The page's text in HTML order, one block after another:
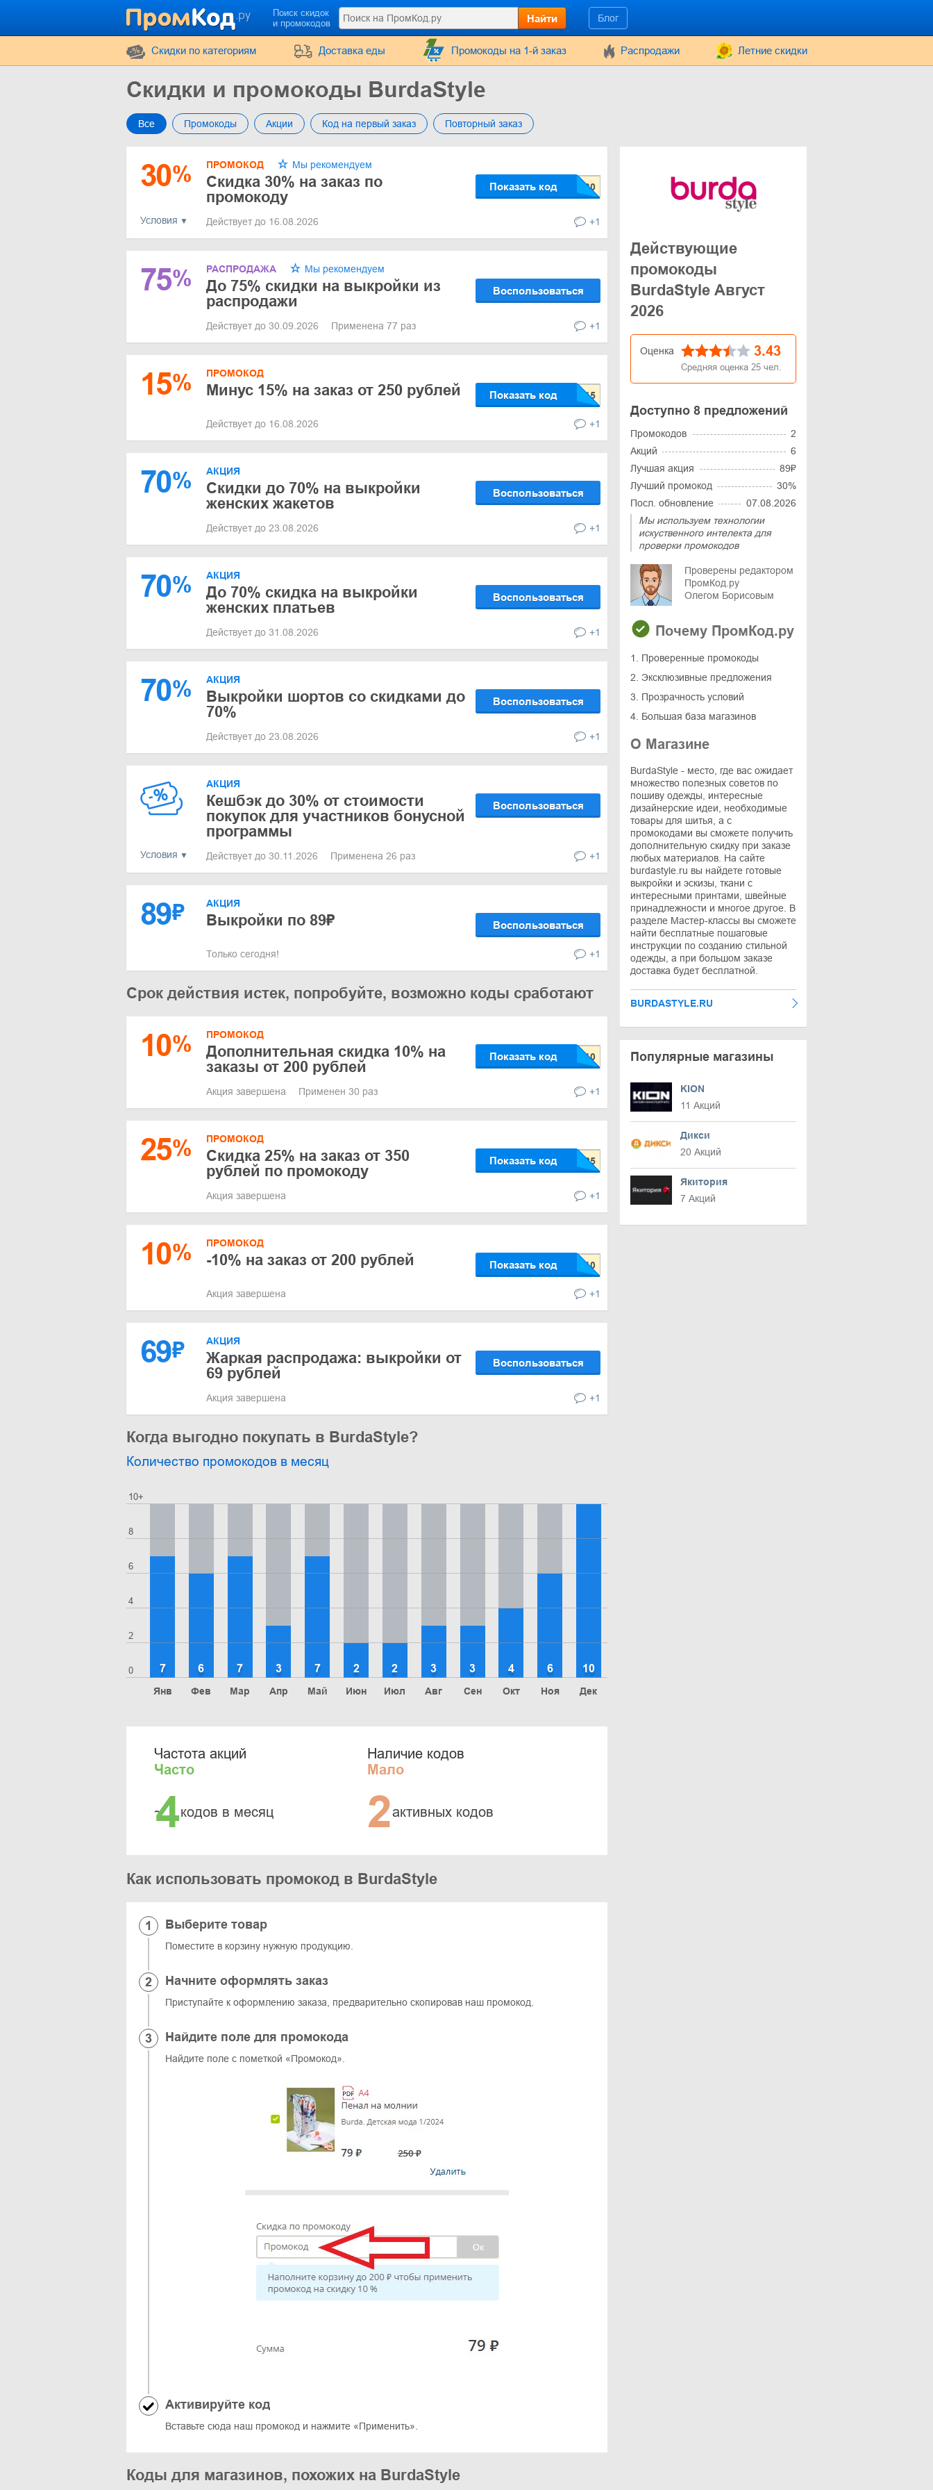
Поиск скидок
и промокодов
Найти Блог
Cкидки по категориям Доставка еды Промокоды на 1-й заказ Распродажи Летние скидки
Скидки и промокоды BurdaStyle
Все Промокоды Акции Код на первый заказ Повторный заказ
30%
Условия
ПРОМОКОД Мы рекомендуем
Скидка 30% на заказ по
промокоду
Показать код
Действует до 16.08.2026 +1
75% РАСПРОДАЖА Мы рекомендуем
До 75% скидки на выкройки из
распродажи
Воспользоваться
Действует до 30.09.2026 Применена 77 раз +1
15% ПРОМОКОД
Минус 15% на заказ от 250 рублей Показать код
Действует до 16.08.2026 +1
70% АКЦИЯ
Скидки до 70% на выкройки
женских жакетов
Воспользоваться
Действует до 23.08.2026 +1
70% АКЦИЯ
До 70% скидка на выкройки
женских платьев
Воспользоваться
Действует до 31.08.2026 +1
70% АКЦИЯ
Выкройки шортов со скидками до
70%
Воспользоваться
Действует до 23.08.2026 +1
Условия
АКЦИЯ
Кешбэк до 30% от стоимости
покупок для участников бонусной
программы
Воспользоваться
Действует до 30.11.2026 Применена 26 раз +1
89₽ АКЦИЯ
Выкройки по 89₽ Воспользоваться
Только сегодня! +1
Срок действия истек, попробуйте, возможно коды сработают
10% ПРОМОКОД
Дополнительная скидка 10% на
заказы от 200 рублей
Показать код
Акция завершена Применен 30 раз +1
25% ПРОМОКОД
Скидка 25% на заказ от 350
рублей по промокоду
Показать код
Акция завершена +1
10% ПРОМОКОД
-10% на заказ от 200 рублей Показать код
Акция завершена +1
69₽ АКЦИЯ
Жаркая распродажа: выкройки от
69 рублей
Воспользоваться
Акция завершена +1
Когда выгодно покупать в BurdaStyle?
Количество промокодов в месяц
0
2
4
6
8
10+
Янв
7
Фев
6
Мар
7
Апр
3
Май
7
Июн
2
Июл
2
Авг
3
Сен
3
Окт
4
Ноя
6
Дек
10
Частота акций
Часто
~
4кодов в месяц
Наличие кодов
Мало
2активных кодов
Как использовать промокод в BurdaStyle
Выберите товар
Поместите в корзину нужную продукцию.
Начните оформлять заказ
Приступайте к оформлению заказа, предварительно скопировав наш промокод.
Найдите поле для промокода
Найдите поле с пометкой «Промокод».
Активируйте код
Вставьте сюда наш промокод и нажмите «Применить».
Коды для магазинов, похожих на BurdaStyle
Действующие
промокоды
BurdaStyle Август
2026
Оценка 3.43
Средняя оценка 25 чел.
Доступно 8 предложений
Промокодов
2
Акций
6
Лучшая акция
89₽
Лучший промокод
30%
Посл. обновление
07.08.2026
Мы используем технологии
искуственного интелекта для
проверки промокодов
Проверены редактором
ПромКод.ру
Олегом Борисовым
Почему ПромКод.ру
1. Проверенные промокоды
2. Эксклюзивные предложения
3. Прозрачность условий
4. Большая база магазинов
О Магазине
BurdaStyle - место, где вас ожидает
множество полезных советов по
пошиву одежды, интересные
дизайнерские идеи, необходимые
товары для шитья, а с
промокодами вы сможете получить
дополнительную скидку при заказе
любых материалов. На сайте
burdastyle.ru вы найдете готовые
выкройки и эскизы, ткани с
интересными принтами, швейные
принадлежности и многое другое. В
разделе Мастер-классы вы сможете
найти бесплатные пошаговые
инструкции по созданию стильной
одежды, а при большом заказе
доставка будет бесплатной.
BURDASTYLE.RU
Популярные магазины
KION
11 Акций
Дикси
20 Акций
Якитория
7 Акций